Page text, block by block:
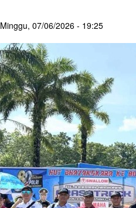
Minggu, 07/06/2026 - 19:25